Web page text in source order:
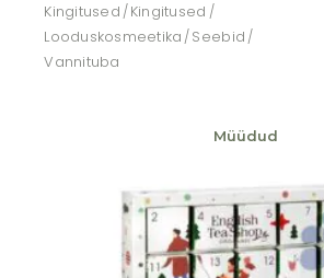
Kingitused Kingitused
Looduskosmeetika Seebid
Vannituba
Müüdud